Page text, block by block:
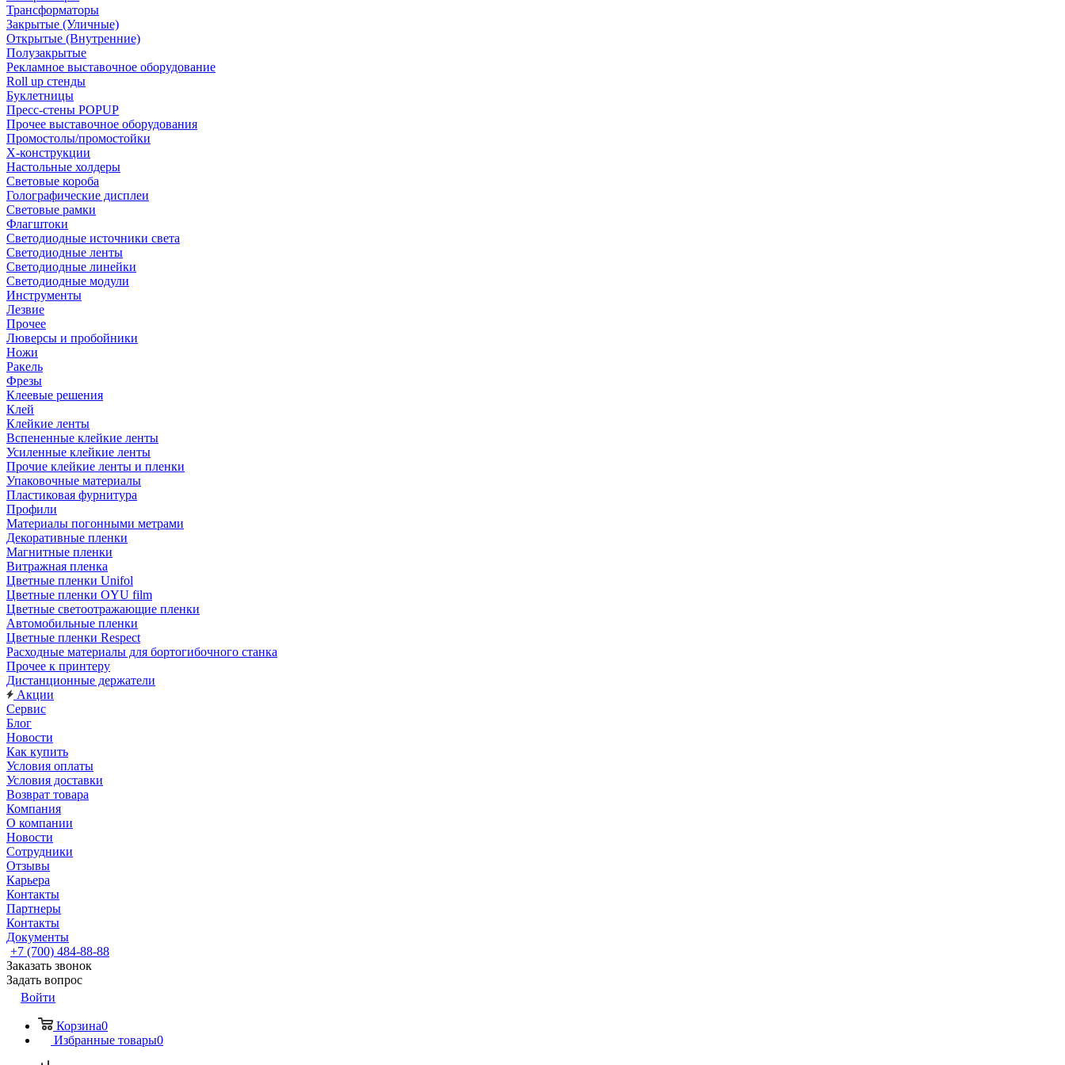
Трансформаторы
Закрытые (Уличные)
Открытые (Внутренние)
Полузакрытые
Рекламное выставочное оборудование
Roll up стенды
Буклетницы
Пресс-стены POPUP
Прочее выставочное оборудования
Промостолы/промостойки
Х-конструкции
Настольные холдеры
Световые короба
Голографические дисплеи
Световые рамки
Флагштоки
Светодиодные источники света
Светодиодные ленты
Светодиодные линейки
Светодиодные модули
Инструменты
Лезвие
Прочее
Люверсы и пробойники
Ножи
Ракель
Фрезы
Клеевые решения
Клей
Клейкие ленты
Вспененные клейкие ленты
Усиленные клейкие ленты
Прочие клейкие ленты и пленки
Упаковочные материалы
Пластиковая фурнитура
Профили
Материалы погонными метрами
Декоративные пленки
Магнитные пленки
Витражная пленка
Цветные пленки Unifol
Цветные пленки OYU film
Цветные светоотражающие пленки
Автомобильные пленки
Цветные пленки Respect
Расходные материалы для бортогибочного станка
Прочее к принтеру
Дистанционные держатели
Акции
Сервис
Блог
Новости
Как купить
Условия оплаты
Условия доставки
Возврат товара
Компания
О компании
Новости
Сотрудники
Отзывы
Карьера
Контакты
Партнеры
Контакты
Документы
+7 (700) 484-88-88
Заказать звонок
Задать вопрос
Войти
Корзина0
Избранные товары0